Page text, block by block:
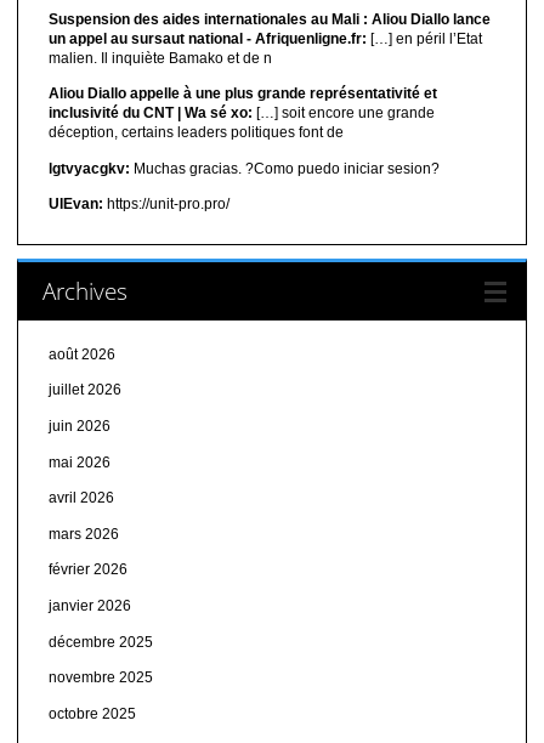
Suspension des aides internationales au Mali : Aliou Diallo lance
un appel au sursaut national - Afriquenligne.fr: […] en péril l’Etat
malien. Il inquiète Bamako et de n
Aliou Diallo appelle à une plus grande représentativité et
inclusivité du CNT | Wa sé xo: […] soit encore une grande
déception, certains leaders politiques font de
lgtvyacgkv: Muchas gracias. ?Como puedo iniciar sesion?
UIEvan: https://unit-pro.pro/
Archives
août 2026
juillet 2026
juin 2026
mai 2026
avril 2026
mars 2026
février 2026
janvier 2026
décembre 2025
novembre 2025
octobre 2025